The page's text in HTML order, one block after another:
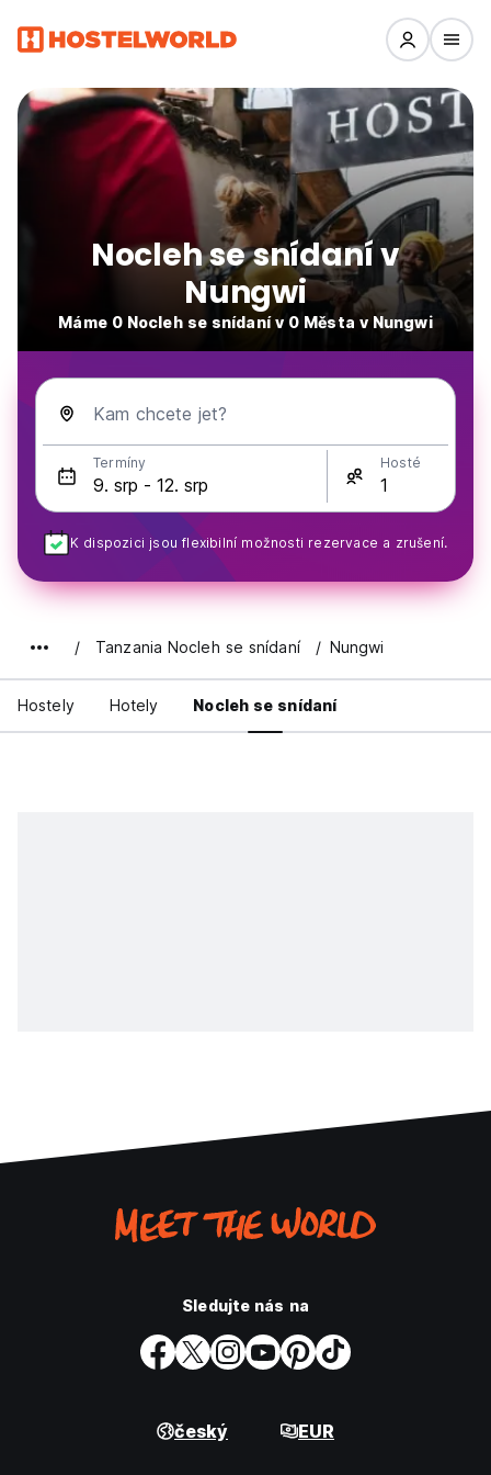
Nocleh se snídaní v
Nungwi
Máme 0 Nocleh se snídaní v 0 Města v Nungwi
Kam chcete jet?
Termíny Hosté
K dispozici jsou flexibilní možnosti rezervace a zrušení.
Tanzania Nocleh se snídaní Nungwi
Hostely Hotely Nocleh se snídaní
Sledujte nás na
český EUR